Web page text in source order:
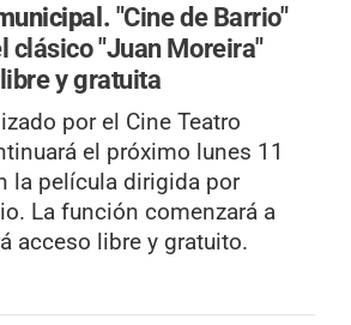
"Cine de Barrio"
clásico "Juan Moreira"
y gratuita
por el Cine Teatro
el próximo lunes 11
la película dirigida por
La función comenzará a
acceso libre y gratuito.